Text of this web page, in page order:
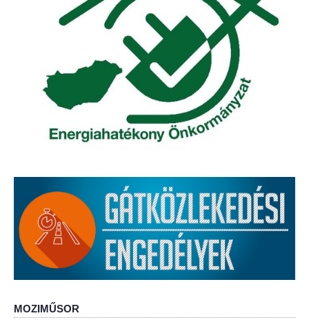
ÖNKORMÁNYZAT
Képviselő-testület
Képviselő-testületi ülések
Bizottságok
Bizottsági ülések
A helyi választási bizottság
A helyi választási bizottság határozatai
Roma Nemzetiségi Önkormányzat
Roma Nemzetiségi Önkormányzat ülések
MOZIMŰSOR